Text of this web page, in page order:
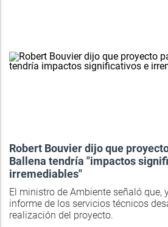
Robert Bouvier dijo que
Ballena tendría "impactos
irremediables"
El ministro de Ambiente señaló que,
informe de los servicios técnicos
realización del proyecto.